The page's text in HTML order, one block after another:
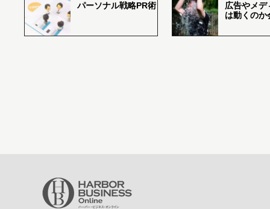
パーソナル戦略PR術
広告やメデ
は動くのか